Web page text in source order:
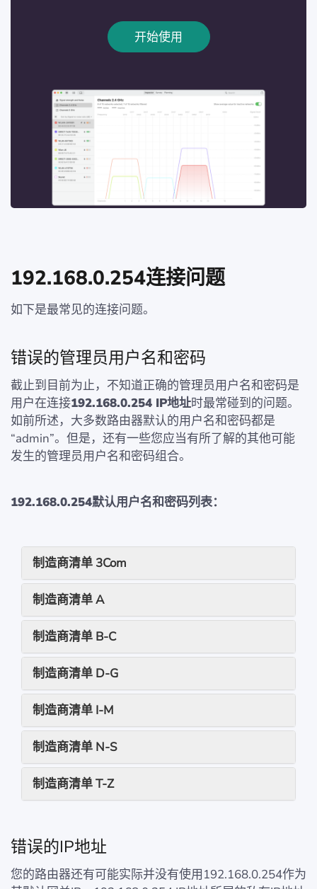
开始使用
192.168.0.254连接问题
如下是最常见的连接问题。
错误的管理员用户名和密码
截止到目前为止，不知道正确的管理员用户名和密码是
用户在连接192.168.0.254 IP地址时最常碰到的问题。
如前所述，大多数路由器默认的用户名和密码都是
“admin”。但是，还有一些您应当有所了解的其他可能
发生的管理员用户名和密码组合。
192.168.0.254默认用户名和密码列表：
制造商清单 3Com
制造商清单 A
制造商清单 B-C
制造商清单 D-G
制造商清单 I-M
制造商清单 N-S
制造商清单 T-Z
错误的IP地址
您的路由器还有可能实际并没有使用192.168.0.254作为